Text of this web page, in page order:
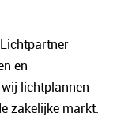
de
en
lichtplannen
zakelijke markt.